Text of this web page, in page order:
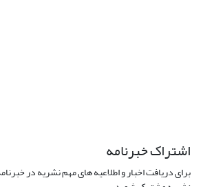
اشتراک خبرنامه
برای دریافت اخبار و اطلاعیه های مهم نشریه در